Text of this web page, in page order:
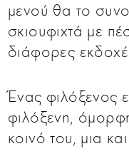
μενού θα το
σκιουφιχτά με
διάφορες
Ένας φιλόξενος
φιλόξενη,
κοινό του, μια